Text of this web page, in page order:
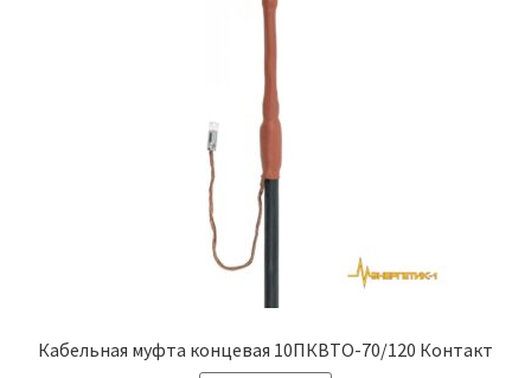
Кабельная муфта концевая 10ПКВТО-70/120 Контакт